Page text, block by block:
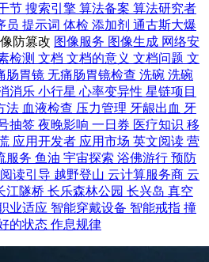
节 搜索引擎 算法备案 算法研究者
员 提示词 体检 添加剂 通古斯大爆
防篡改 图像服务 图像生成 网络安
检测 文档 文档的意义 文档问题 文
肠胃镜 无痛肠胃镜检查 洗碗 洗碗
消乐 小行星 心率变异性 星链项目
法 血液检查 压力管理 牙龈出血 牙
抽签 夜晚影响 一日券 医疗知识 移
应用开发者 应用市场 英文阅读 营
服务 鱼油 宇宙探索 浴佛游行 预防
阅读引导 越野登山 云计算服务商 云
江隧桥 长乐森林公园 长兴岛 真空
业适应 智能穿戴设备 智能戒指 撞
的状态 作息规律